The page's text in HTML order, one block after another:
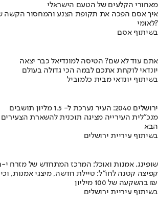
מאחורי הקלעים של הטעם הישראלי
לאומי?
בשיתוף אסם
אתם עוד לא שם? הטיסה למונדיאל כבר יצאה
יונדאי לוקחת אתכם לבמה הכי גדולה בעולם
בשיתוף יונדאי מבית כלמוביל
ירושלים 2040: העיר נערכת ל- 1.5 מליון תושבים
מנכ"לית העירייה מציגה תוכנית להשארת הצעירים
הבא
בשיתוף עיריית ירושלים
שופינג, אמנות ואוכל: המרכז המתחדש של מזרח
קפיצה קטנה לחו"ל: טיילת חדשה, מיצגי אמנות,
בהשקעה של 100 מיליון ₪
בשיתוף עיריית ירושלים